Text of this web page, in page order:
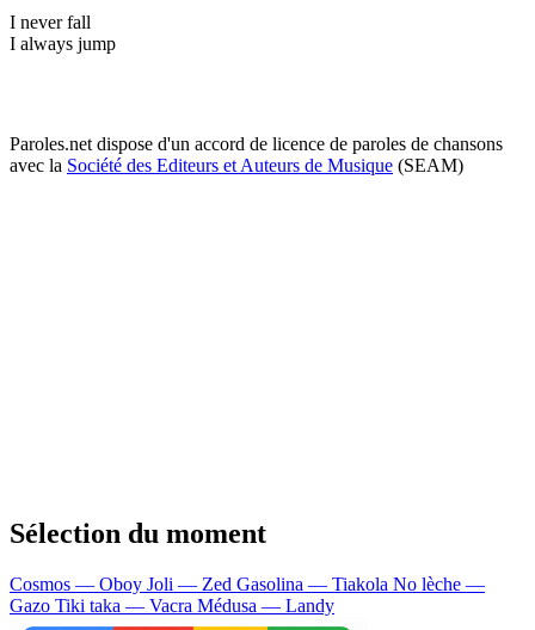
I never fall
I always jump
Paroles.net dispose d'un accord de licence de paroles de chansons
avec la Société des Editeurs et Auteurs de Musique (SEAM)
Sélection du moment
Cosmos — Oboy Joli — Zed Gasolina — Tiakola No lèche —
Gazo Tiki taka — Vacra Médusa — Landy